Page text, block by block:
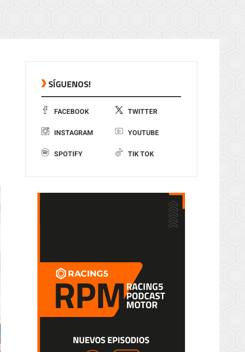
SÍGUENOS!
FACEBOOK TWITTER
INSTAGRAM YOUTUBE
SPOTIFY TIK TOK